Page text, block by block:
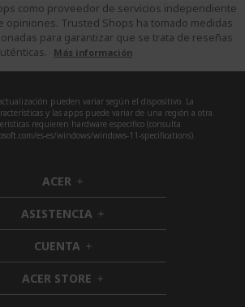
como proveedor de servicios independiente
opiniones. Trusted Shops ha tomado medidas
para garantizar que se trata de reseñas
Más información
pueden variar según el dispositivo. La
y las apps puede variar de una región a otra.
requieren hardware específico (consulta
es-es/windows/windows-11-specifications).
ACER h
i
d
d
e
n
ASISTENCIA h
i
d
e
n
CUENTA h
i
d
d
ACER STORE h
i